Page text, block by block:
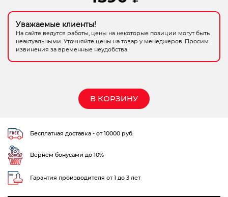
Электрохозтовары
Уважаемые клиенты!
На сайте ведутся работы, цены на некоторые позиции могут быть
неактуальными. Уточняйте цены на товар у менеджеров. Просим
извинения за временные неудобства.
В КОРЗИНУ
Бесплатная доставка - от 10000 руб.
Вернем бонусами до 10%
Гарантия производителя от 1 до 3 лет